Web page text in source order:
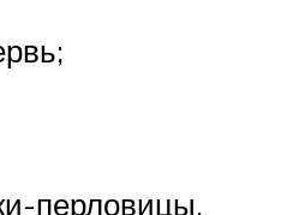
перловицы.